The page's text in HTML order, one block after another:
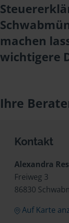
machen
wichtigere
Ihre
Kontakt
Alexandra
Freiweg 3
86830
Auf Karte